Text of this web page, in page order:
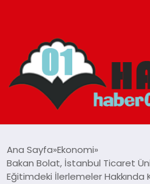
ADANA
Ana Sayfa Ekonomi
Bakan Bolat, İstanbul Ticaret
Eğitimdeki İlerlemeler Hakkında